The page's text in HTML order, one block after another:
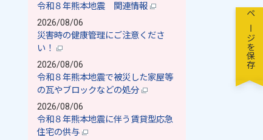
令和８年熊本地震 関連情報
2026/08/06
災害時の健康管理にご注意くださ
い！
2026/08/06
令和８年熊本地震で被災した家屋等
の瓦やブロックなどの処分
2026/08/06
令和８年熊本地震に伴う賃貸型応急
住宅の供与
ページを保存